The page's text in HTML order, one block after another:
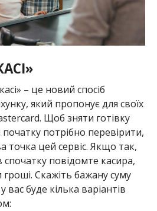
– це новий спосіб
який пропонує для своїх
Щоб зняти готівку
потрібно перевірити,
точка цей сервіс. Якщо так,
спочатку повідомте касира,
Скажіть бажану суму
буде кілька варіантів